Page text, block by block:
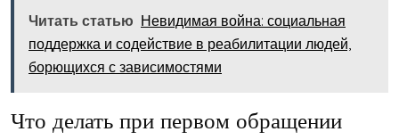
Читать статью Невидимая война: социальная
поддержка и содействие в реабилитации людей,
борющихся с зависимостями
Что делать при первом обращении